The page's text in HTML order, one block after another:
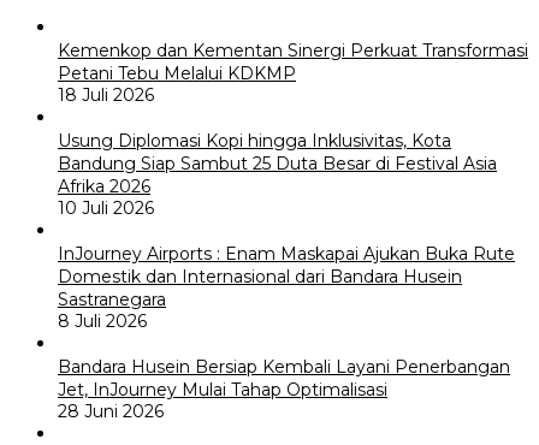
Kemenkop dan Kementan Sinergi Perkuat Transformasi
Petani Tebu Melalui KDKMP
18 Juli 2026
Usung Diplomasi Kopi hingga Inklusivitas, Kota
Bandung Siap Sambut 25 Duta Besar di Festival Asia
Afrika 2026
10 Juli 2026
InJourney Airports : Enam Maskapai Ajukan Buka Rute
Domestik dan Internasional dari Bandara Husein
Sastranegara
8 Juli 2026
Bandara Husein Bersiap Kembali Layani Penerbangan
Jet, InJourney Mulai Tahap Optimalisasi
28 Juni 2026